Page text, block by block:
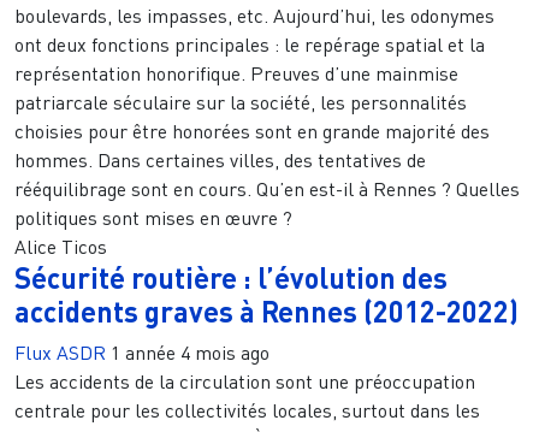
boulevards, les impasses, etc. Aujourd’hui, les odonymes
ont deux fonctions principales : le repérage spatial et la
représentation honorifique. Preuves d’une mainmise
patriarcale séculaire sur la société, les personnalités
choisies pour être honorées sont en grande majorité des
hommes. Dans certaines villes, des tentatives de
rééquilibrage sont en cours. Qu’en est-il à Rennes ? Quelles
politiques sont mises en œuvre ?
Alice Ticos
Sécurité routière : l’évolution des
accidents graves à Rennes (2012-2022)
Flux ASDR 1 année 4 mois ago
Les accidents de la circulation sont une préoccupation
centrale pour les collectivités locales, surtout dans les